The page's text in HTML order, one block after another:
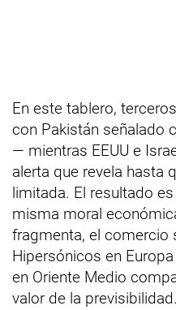
En este tablero,
con Pakistán señalado
— mientras EEUU e
alerta que revela hasta
limitada. El resultado
misma moral
fragmenta, el comercio
Hipersónicos en
en Oriente Medio
valor de la